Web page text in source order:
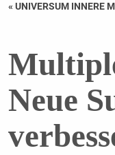
« UNIVERSUM INNERE
Neue